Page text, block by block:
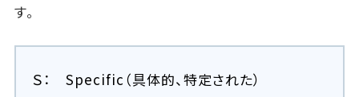
す。
Ｓ： Specific（具体的、特定された）